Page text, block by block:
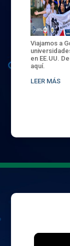
Viajamos a
en EE.UU.
aquí.
LEER MÁS